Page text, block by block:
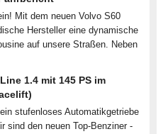
Mit dem neuen Volvo S60
Hersteller eine dynamische
auf unsere Straßen. Neben
1.4 mit 145 PS im
stufenloses Automatikgetriebe
sind den neuen Top-Benziner -